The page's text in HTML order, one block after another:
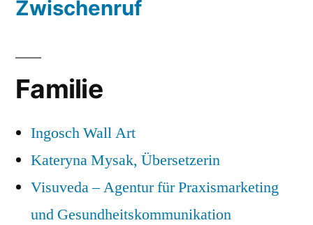
Zwischenruf
Familie
Ingosch Wall Art
Kateryna Mysak, Übersetzerin
Visuveda – Agentur für Praxismarketing
und Gesundheitskommunikation